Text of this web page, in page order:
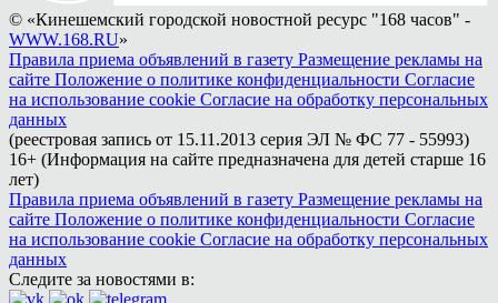
© «Кинешемский городской новостной ресурс "168 часов" -
WWW.168.RU»
Правила приема объявлений в газету Размещение рекламы на
сайте Положение о политике конфиденциальности Согласие
на использование cookie Согласие на обработку персональных
данных
(реестровая запись от 15.11.2013 серия ЭЛ № ФС 77 - 55993)
16+ (Информация на сайте предназначена для детей старше 16
лет)
Правила приема объявлений в газету Размещение рекламы на
сайте Положение о политике конфиденциальности Согласие
на использование cookie Согласие на обработку персональных
данных
Следите за новостями в: